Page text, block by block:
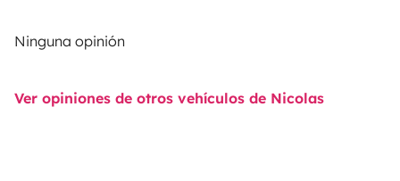
Ninguna opinión
Ver opiniones de otros vehículos de Nicolas